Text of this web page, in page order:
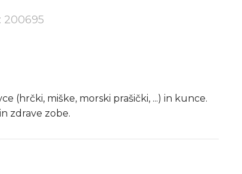
200695
(hrčki, miške, morski prašički, ...) in kunce.
zdrave zobe.